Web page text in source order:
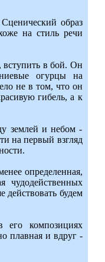
образ
на стиль речи
вступить в бой. Он
огурцы на
не в том, что он
гибель, а к
землей и небом -
на первый взгляд
определенная,
действовать будем
его композициях
плавная и вдруг -